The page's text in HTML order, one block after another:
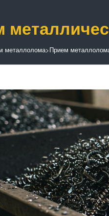
металлолома>Прием